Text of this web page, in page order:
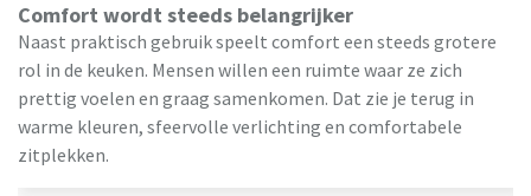
Comfort wordt steeds belangrijker
Naast praktisch gebruik speelt comfort een steeds grotere
rol in de keuken. Mensen willen een ruimte waar ze zich
prettig voelen en graag samenkomen. Dat zie je terug in
warme kleuren, sfeervolle verlichting en comfortabele
zitplekken.